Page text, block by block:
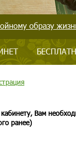
образу
Вам
ранее)